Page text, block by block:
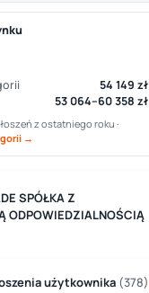
54 149 zł
53 064–60 358 zł
z ostatniego roku ·
→
SPÓŁKA Z
ODPOWIEDZIALNOŚCIĄ
użytkownika (378)